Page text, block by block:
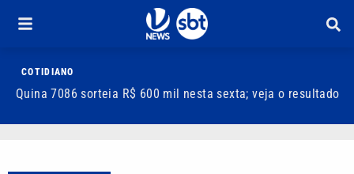
COTIDIANO
Quina 7086 sorteia R$ 600 mil nesta sexta; veja o resultado